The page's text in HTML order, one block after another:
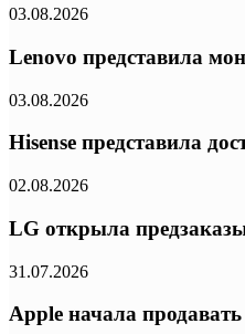
03.08.2026
Lenovo представила
03.08.2026
Hisense представила
02.08.2026
LG открыла
31.07.2026
Apple начала